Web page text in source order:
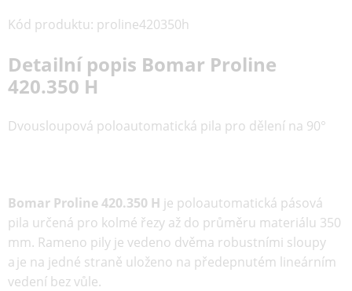
Kód produktu: proline420350h
Detailní popis Bomar Proline
420.350 H
Dvousloupová poloautomatická pila pro dělení na 90°
Bomar Proline 420.350 H je poloautomatická pásová
pila určená pro kolmé řezy až do průměru materiálu 350
mm. Rameno pily je vedeno dvěma robustními sloupy
a je na jedné straně uloženo na předepnutém lineárním
vedení bez vůle.